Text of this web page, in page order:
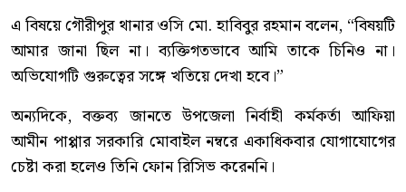
এ বিষয়ে গৌরীপুর থানার ওসি মো. হাবিবুর রহমান বলেন, “বিষয়টি
আমার জানা ছিল না। ব্যক্তিগতভাবে আমি তাকে চিনিও না।
অভিযোগটি গুরুত্বের সঙ্গে খতিয়ে দেখা হবে।”
অন্যদিকে, বক্তব্য জানতে উপজেলা নির্বাহী কর্মকর্তা আফিয়া
আমীন পাপ্পার সরকারি মোবাইল নম্বরে একাধিকবার যোগাযোগের
চেষ্টা করা হলেও তিনি ফোন রিসিভ করেননি।